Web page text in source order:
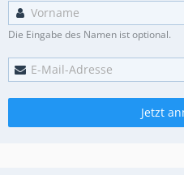
Die Eingabe des Namen ist optional.
Jetzt